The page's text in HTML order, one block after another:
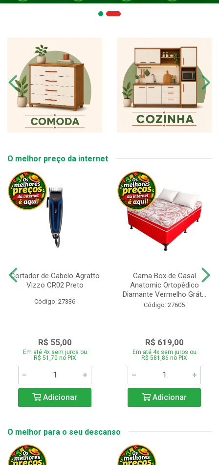
O melhor preço da internet
Cortador de Cabelo Agratto
Vizzo CR02 Preto
Código: 27336
R$ 55,00
Em até 4x sem juros ou
R$ 51,70 no PIX
Adicionar
Cama Box de Casal
Anatomic Ortopédico
Diamante Vermelho Grát...
Código: 27605
R$ 619,00
Em até 4x sem juros ou
R$ 581,86 no PIX
Adicionar
O melhor para o seu descanso